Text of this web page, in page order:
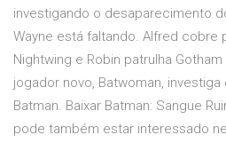
investigando o desaparecimento
Wayne está faltando. Alfred cobre
Nightwing e Robin patrulha
jogador novo, Batwoman,
Batman. Baixar Batman: Sangue
pode também estar interessado